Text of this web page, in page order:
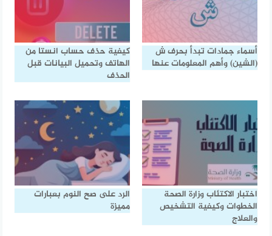
أسماء جمادات تبدأ بحرف ش
(الشين) وأهم المعلومات عنها
كيفية حذف حساب انستا من
الهاتف وتحميل البيانات قبل
الحذف
اختبار الاكتئاب وزارة الصحة
الخطوات وكيفية التشخيص
والعلاج
الرد على صح النوم بعبارات
مميزة